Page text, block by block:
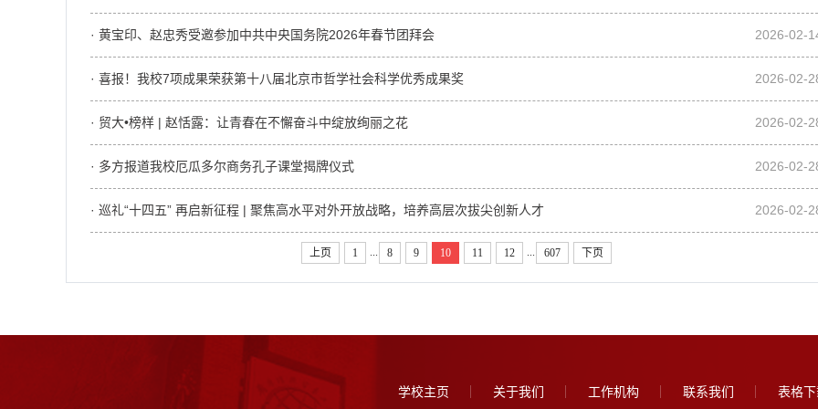
2026-02-
· 黄宝印、赵忠秀受邀参加中共中央国务院2026年春节团拜会
2026-02-
· 喜报！我校7项成果荣获第十八届北京市哲学社会科学优秀成果奖
2026-02-
· 贸大•榜样 | 赵恬露：让青春在不懈奋斗中绽放绚丽之花
2026-02-
· 多方报道我校厄瓜多尔商务孔子课堂揭牌仪式
2026-02-
· 巡礼“十四五” 再启新征程 | 聚焦高水平对外开放战略，培养高层次拔尖创新人才
上页 1 8 9 10 11 12 607 下页
学校主页 关于我们 工作机构 联系我们 表格